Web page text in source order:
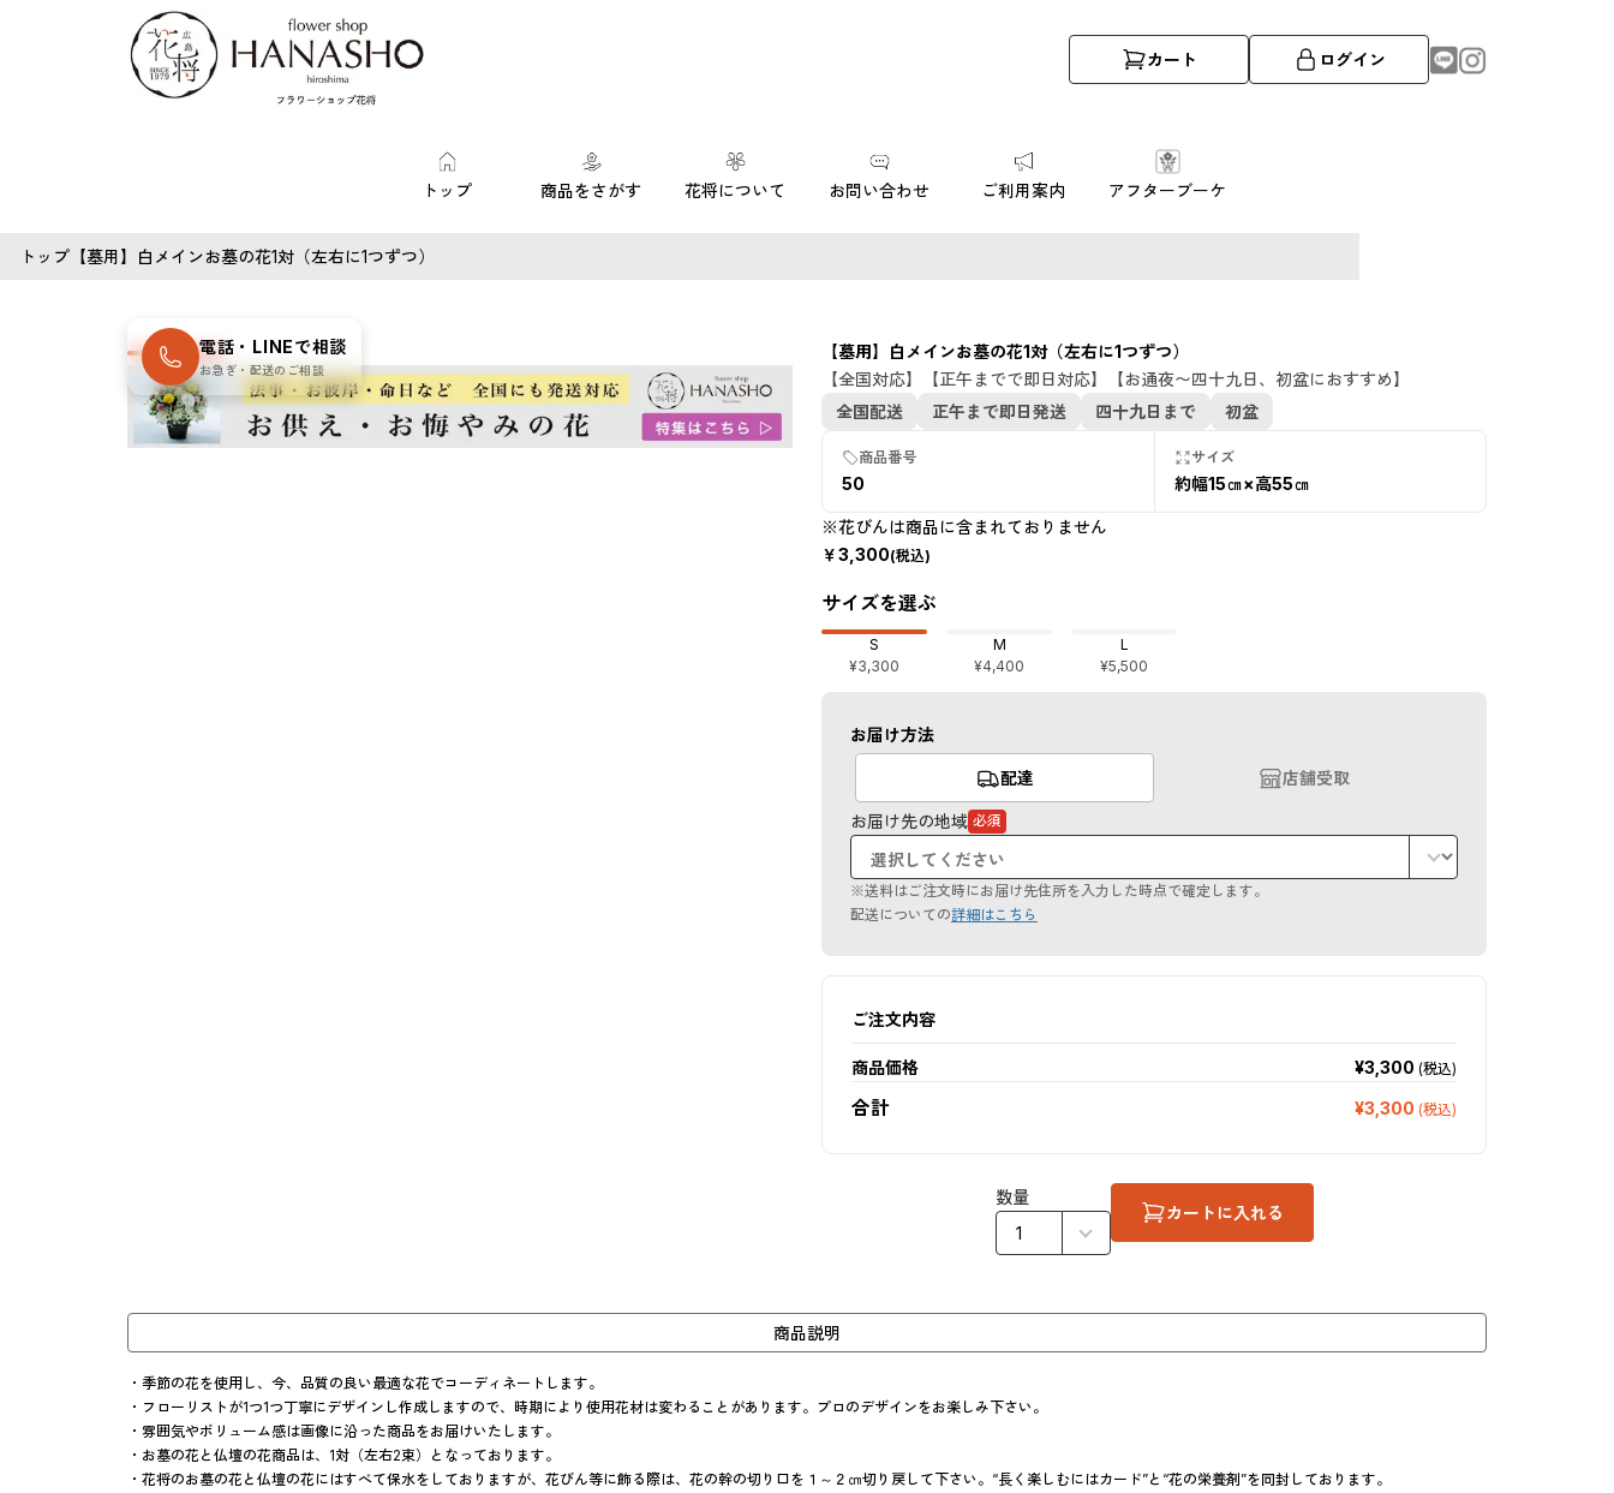
カート ログイン
トップ 商品をさがす 花将について お問い合わせ ご利用案内 アフターブーケ
トップ 【墓用】白メインお墓の花1対（左右に1つずつ）
【墓用】白メインお墓の花1対（左右に1つずつ）
【全国対応】【正午までで即日対応】【お通夜〜四十九日、初盆におすすめ】
全国配送
正午まで即日発送 四十九日まで 初盆
商品番号
50
サイズ
約幅15㎝×高55㎝
※花びんは商品に含まれておりません
￥3,300(税込)
サイズを選ぶ
S
¥3,300
M
¥4,400
L
¥5,500
お届け方法
配達 店舗受取
お届け先の地域 必須
（必
須
項
目）
※送料はご注文時にお届け先住所を入力した時点で確定します。
配送についての詳細はこちら
ご注文内容
商品価格 ¥3,300 (税込)
合計 ¥3,300 (税込)
数量
カートに入れる
商品説明
・季節の花を使用し、今、品質の良い最適な花でコーディネートします。
・フローリストが1つ1つ丁寧にデザインし作成しますので、時期により使用花材は変わることがあります。プロのデザインをお楽しみ下さい。
・雰囲気やボリューム感は画像に沿った商品をお届けいたします。
・お墓の花と仏壇の花商品は、1対（左右2束）となっております。
・花将のお墓の花と仏壇の花にはすべて保水をしておりますが、花びん等に飾る際は、花の幹の切り口を１～２㎝切り戻して下さい。“長く楽しむにはカード”と“花の栄養剤”を同封しております。
電話・LINEで相談
お急ぎ・配送のご相談